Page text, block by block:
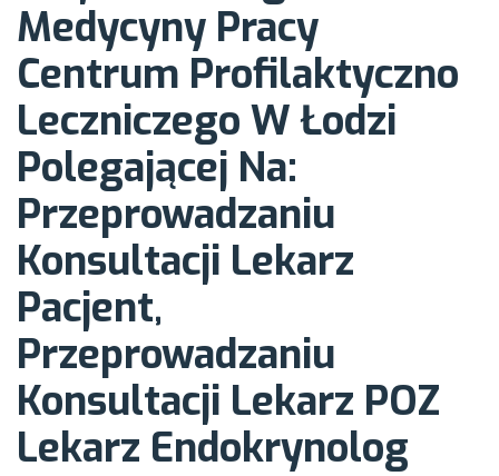
przeprowadzaniu
konsultacji lekarz
POZ lekarz
endokrynolog
Medycyny Pracy
Centrum Profilaktyczno
Leczniczego W Łodzi
Polegającej Na:
Przeprowadzaniu
Konsultacji Lekarz
Pacjent,
Przeprowadzaniu
Konsultacji Lekarz POZ
Lekarz Endokrynolog